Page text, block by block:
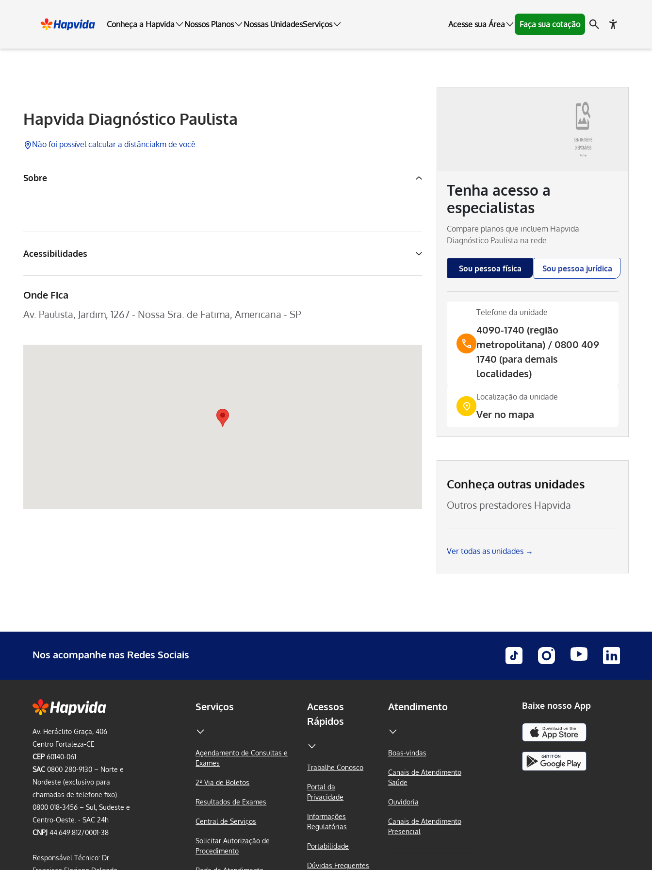
Conheça a Hapvida Nossos Planos Nossas UnidadesServiços Acesse sua Área Faça sua cotação
Hapvida Diagnóstico Paulista
Não foi possível calcular a distânciakm de você
Sobre
Acessibilidades
Onde Fica
Av. Paulista, Jardim, 1267 - Nossa Sra. de Fatima, Americana - SP
Tenha acesso a
especialistas
Compare planos que incluem Hapvida
Diagnóstico Paulista na rede.
Sou pessoa física Sou pessoa jurídica
Telefone da unidade
4090-1740 (região
metropolitana) / 0800 409
1740 (para demais
localidades)
Localização da unidade
Ver no mapa
Conheça outras unidades
Outros prestadores Hapvida
Ver todas as unidades →
Nos acompanhe nas Redes Sociais
Av. Heráclito Graça, 406
Centro Fortaleza-CE
CEP60140-061
SAC0800 280-9130 – Norte e
Nordeste (exclusivo para
chamadas de telefone fixo).
0800 018-3456 – Sul, Sudeste e
Centro-Oeste. - SAC 24h
CNPJ44.649.812/0001-38
Responsável Técnico: Dr.
Serviços
Agendamento de Consultas e
Exames
2ª Via de Boletos
Resultados de Exames
Central de Serviços
Solicitar Autorização de
Procedimento
Acessos
Rápidos
Trabalhe Conosco
Portal da
Privacidade
Informações
Regulatórias
Portabilidade
Dúvidas Frequentes
Atendimento
Boas-vindas
Canais de Atendimento
Saúde
Ouvidoria
Canais de Atendimento
Presencial
Baixe nosso App